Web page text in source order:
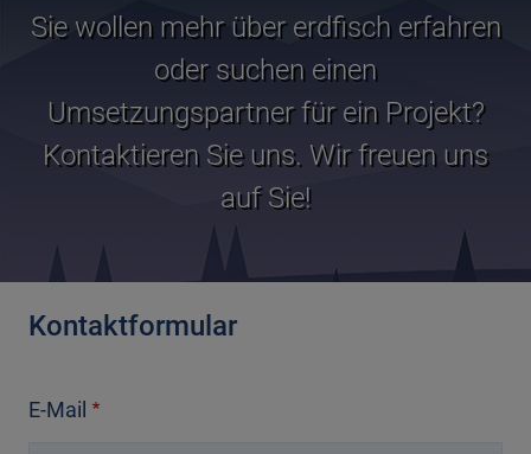
Sie wollen mehr über erdfisch erfahren
oder suchen einen
Umsetzungspartner für ein Projekt?
Kontaktieren Sie uns. Wir freuen uns
auf Sie!
Kontaktformular
E-Mail